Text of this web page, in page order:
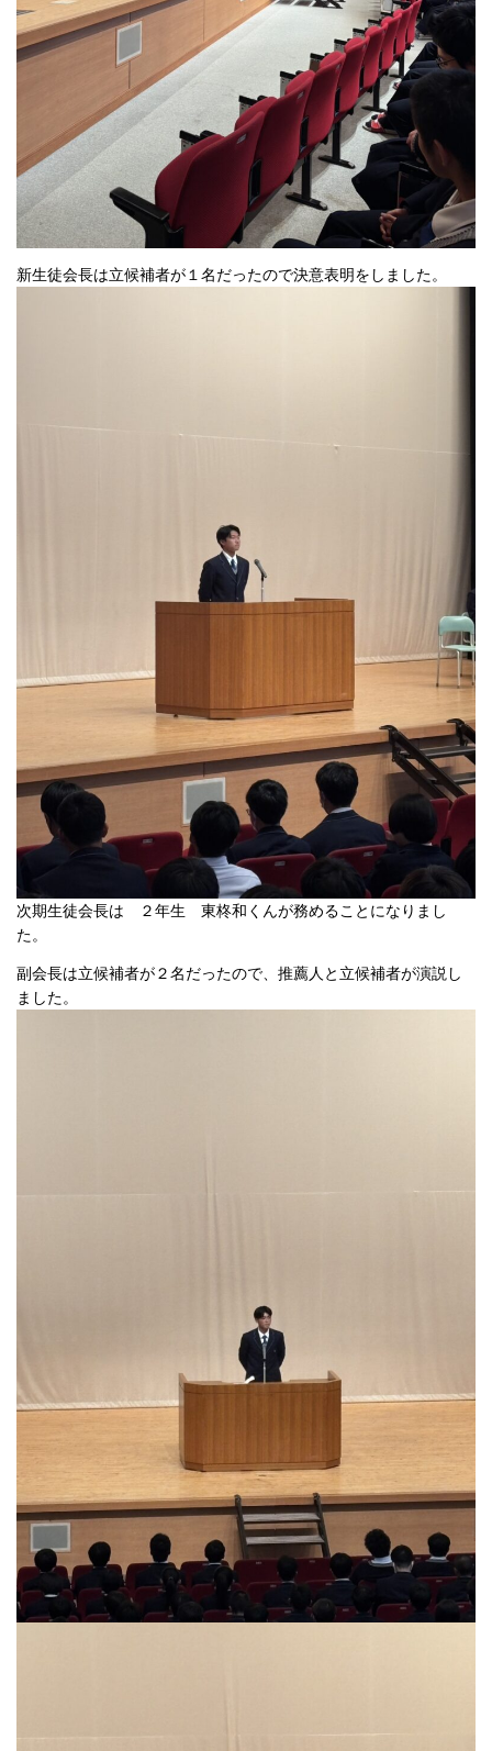
新生徒会長は立候補者が１名だったので決意表明をしました。
次期生徒会長は ２年生 東柊和くんが務めることになりまし
た。
副会長は立候補者が２名だったので、推薦人と立候補者が演説し
ました。